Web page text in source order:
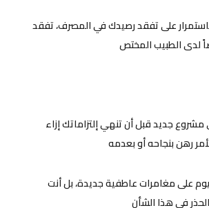
على تفقد رصيدك في المصرف، تفقد
لدى الطبيب المختص
مشروع جديد قبل أن تنهي إلتزاماتك إزاء
رهن بنجاحه أو بعدمه
على مغامرات عاطفية جديدة، بل أنت
في هذا الشأن